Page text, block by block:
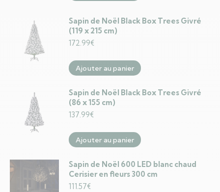
Sapin de Noël Black Box Trees Givré
(119 x 215 cm)
172.99€
Ajouter au panier
Sapin de Noël Black Box Trees Givré
(86 x 155 cm)
137.99€
Ajouter au panier
Sapin de Noël 600 LED blanc chaud
Cerisier en fleurs 300 cm
111.57€